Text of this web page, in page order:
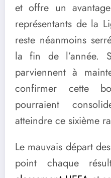
et offre un
représentants de la
reste néanmoins
la fin de l’année.
parviennent à
confirmer cette
pourraient
atteindre ce sixième
Le mauvais départ
point chaque